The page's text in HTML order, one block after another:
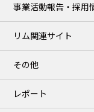
事業活動報告・採用
リム関連サイト
その他
レポート